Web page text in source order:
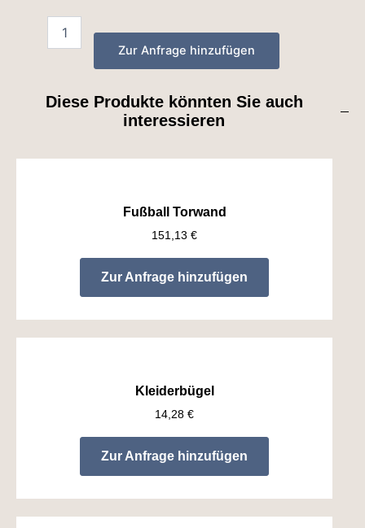
Zur Anfrage hinzufügen
Diese Produkte könnten Sie auch
interessieren
Fußball Torwand
151,13 €
Zur Anfrage hinzufügen
Kleiderbügel
14,28 €
Zur Anfrage hinzufügen